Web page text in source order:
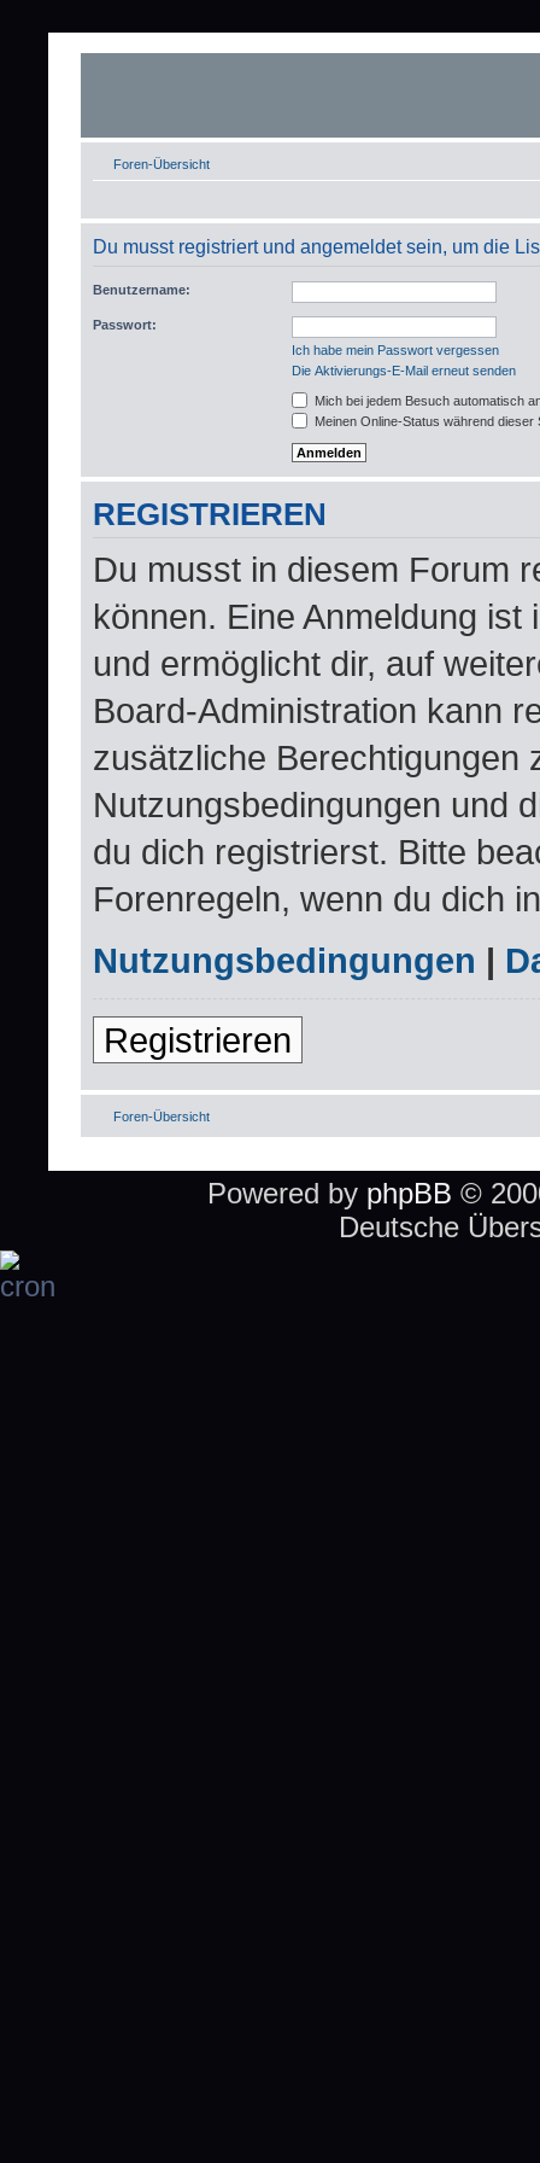
Foren-Übersicht
Du musst registriert und angemeldet sein, um die
Benutzername:
Passwort:
Ich habe mein Passwort vergessen
Die Aktivierungs-E-Mail erneut senden
Mich bei jedem Besuch automatisch
Meinen Online-Status während dieser
REGISTRIEREN
Du musst in diesem Forum
können. Eine Anmeldung
und ermöglicht dir, auf
Board-Administration kann
zusätzliche Berechtigungen
Nutzungsbedingungen und
du dich registrierst. Bitte
Forenregeln, wenn du dich
Nutzungsbedingungen |
Registrieren
Foren-Übersicht
Powered by phpBB ©
Deutsche